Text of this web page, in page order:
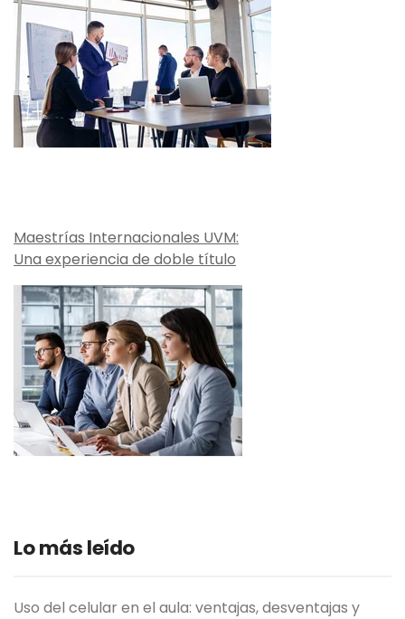
Maestrías Internacionales UVM:
Una experiencia de doble título
Lo más leído
Uso del celular en el aula: ventajas, desventajas y